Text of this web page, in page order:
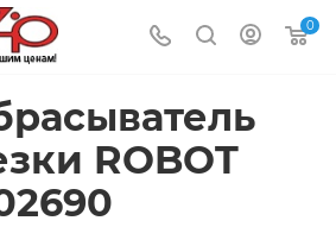
0
ROBOT